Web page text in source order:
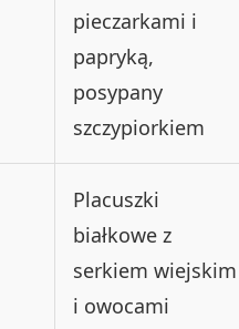
pieczarkami i
papryką,
posypany
szczypiorkiem
Placuszki
białkowe z
serkiem wiejskim
i owocami